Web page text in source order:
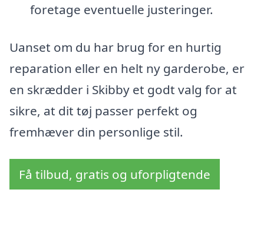
foretage eventuelle justeringer.
Uanset om du har brug for en hurtig
reparation eller en helt ny garderobe, er
en skrædder i Skibby et godt valg for at
sikre, at dit tøj passer perfekt og
fremhæver din personlige stil.
Få tilbud, gratis og uforpligtende